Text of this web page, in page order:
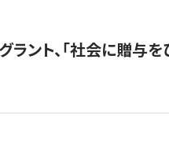
ラント、「社会に贈与